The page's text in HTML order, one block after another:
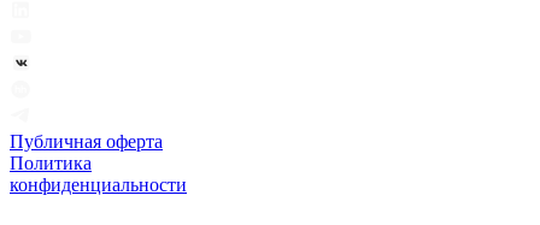
Публичная оферта
Политика
конфиденциальности